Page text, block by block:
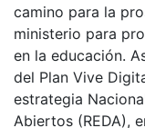
camino para la
ministerio para
en la educación.
del Plan Vive
estrategia
Abiertos (REDA),